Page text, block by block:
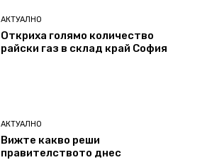
АКТУАЛНО
Откриха голямо количество
райски газ в склад край София
АКТУАЛНО
Вижте какво реши
правителството днес